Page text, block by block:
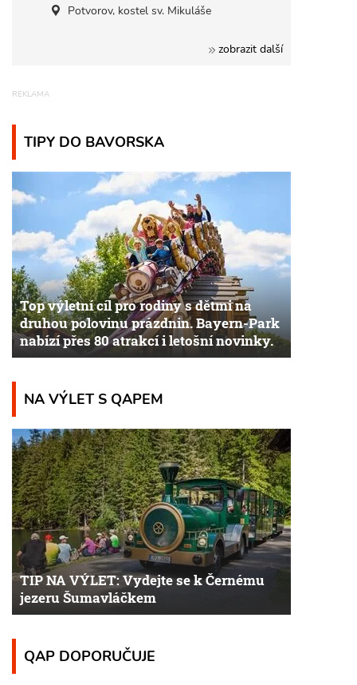
Potvorov, kostel sv. Mikuláše
zobrazit další
TIPY DO BAVORSKA
Top výletní cíl pro rodiny s dětmi na
druhou polovinu prázdnin. Bayern-Park
nabízí přes 80 atrakcí i letošní novinky.
NA VÝLET S QAPEM
TIP NA VÝLET: Vydejte se k Černému
jezeru Šumavláčkem
QAP DOPORUČUJE